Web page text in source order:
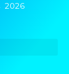
2026